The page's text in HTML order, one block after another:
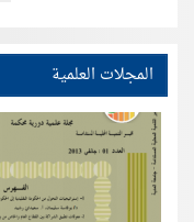
المجلات العلمية